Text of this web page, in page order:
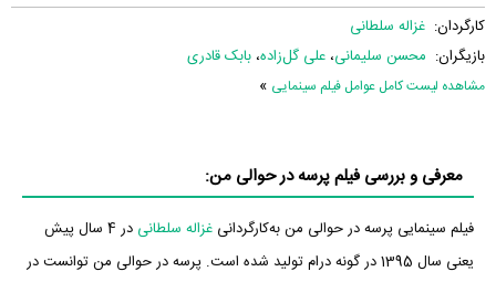
کارگردان: غزاله سلطانی
بازیگران: محسن سلیمانی، علی گل‌زاده، بابک قادری
مشاهده لیست کامل عوامل فیلم سینمایی »
معرفی و بررسی فیلم پرسه در حوالی من:
فیلم سینمایی پرسه در حوالی من به‌کارگردانی غزاله سلطانی
در 4 سال پیش
یعنی سال 1395 در گونه درام تولید شده است. پرسه در حوالی من توانست در